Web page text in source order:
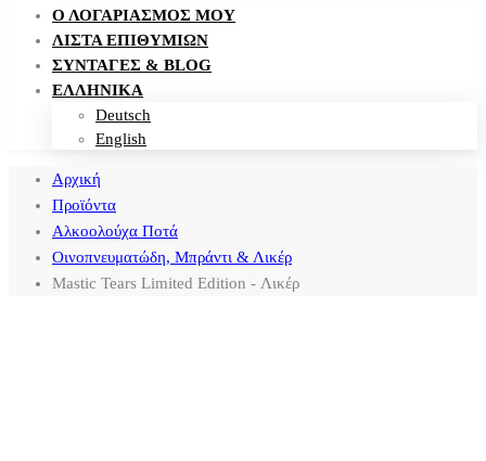
Ο ΛΟΓΑΡΙΑΣΜΌΣ ΜΟΥ
ΛΊΣΤΑ ΕΠΙΘΥΜΙΏΝ
ΣΥΝΤΑΓΈΣ & BLOG
ΕΛΛΗΝΙΚΑ
Deutsch
English
Αρχική
Προϊόντα
Αλκοολούχα Ποτά
Οινοπνευματώδη, Μπράντι & Λικέρ
Mastic Tears Limited Edition - Λικέρ